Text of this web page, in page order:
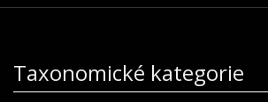
Taxonomické kategorie